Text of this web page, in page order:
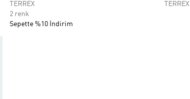
TERREX
2 renk
Sepette %10 İndirim
TERREX